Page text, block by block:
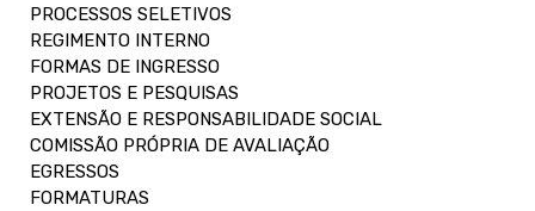
PROCESSOS SELETIVOS
REGIMENTO INTERNO
FORMAS DE INGRESSO
PROJETOS E PESQUISAS
EXTENSÃO E RESPONSABILIDADE SOCIAL
COMISSÃO PRÓPRIA DE AVALIAÇÃO
EGRESSOS
FORMATURAS